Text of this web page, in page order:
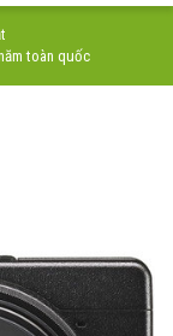
toàn quốc